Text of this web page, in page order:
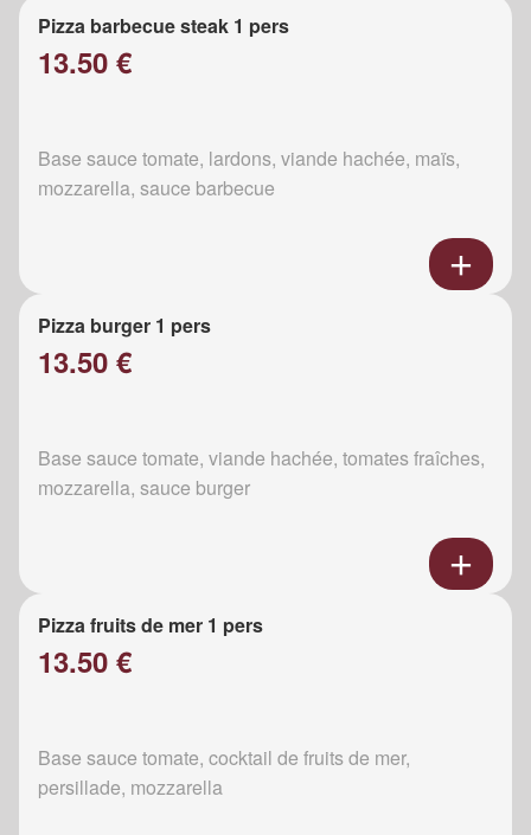
Pizza barbecue steak 1 pers
13.50 €
Base sauce tomate, lardons, viande hachée, maïs,
mozzarella, sauce barbecue
Pizza burger 1 pers
13.50 €
Base sauce tomate, viande hachée, tomates fraîches,
mozzarella, sauce burger
Pizza fruits de mer 1 pers
13.50 €
Base sauce tomate, cocktail de fruits de mer,
persillade, mozzarella